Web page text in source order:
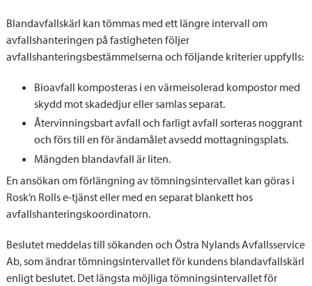
Blandavfallskärl kan tömmas med ett längre intervall om
avfallshanteringen på fastigheten följer
avfallshanteringsbestämmelserna och följande kriterier uppfylls:
Bioavfall komposteras i en värmeisolerad kompostor med
skydd mot skadedjur eller samlas separat.
Återvinningsbart avfall och farligt avfall sorteras noggrant
och förs till en för ändamålet avsedd mottagningsplats.
Mängden blandavfall är liten.
En ansökan om förlängning av tömningsintervallet kan göras i
Rosk’n Rolls e-tjänst eller med en separat blankett hos
avfallshanteringskoordinatorn.
Beslutet meddelas till sökanden och Östra Nylands Avfallsservice
Ab, som ändrar tömningsintervallet för kundens blandavfallskärl
enligt beslutet. Det längsta möjliga tömningsintervallet för